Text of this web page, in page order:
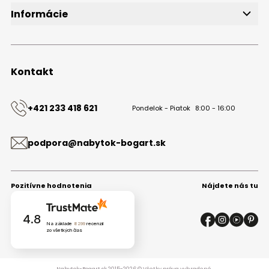
Informácie
Obchodné podmienky
Kontakt
Kontakt
+421 233 418 621 Pondelok - Piatok 8:00 - 16:00
podpora@nabytok-bogart.sk
Pozitívne hodnotenia
4.8 Na základe 8299recenzií
zo všetkých čias
Nájdete nás tu